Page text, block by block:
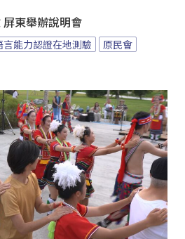
東舉辦說明會
能力認證在地測驗
原民會